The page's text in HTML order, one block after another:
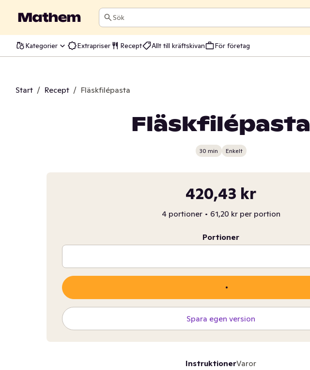
Sök
Kategorier Extrapriser Recept Allt till kräftskivan För företag
Start / Recept / Fläskfilépasta
Fläskfilépasta
30 min Enkelt
420,43 kr
4 portioner • 61,20 kr per portion
Portioner
Spara egen version
InstruktionerVaror